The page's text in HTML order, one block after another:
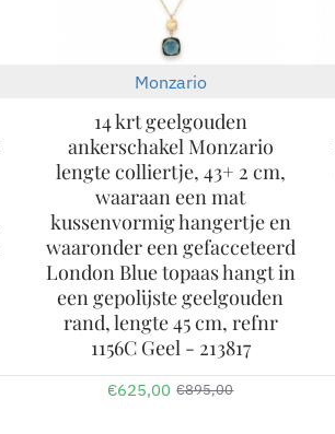
Monzario
14 krt geelgouden
ankerschakel Monzario
lengte colliertje, 43+ 2 cm,
waaraan een mat
kussenvormig hangertje en
waaronder een gefacceteerd
London Blue topaas hangt in
een gepolijste geelgouden
rand, lengte 45 cm, refnr
1156C Geel - 213817
€625,00 €895,00